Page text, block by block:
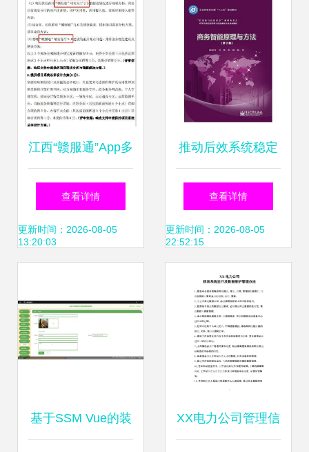
江西“赣服通”App多
地招标陷“量身定
做”争议，大汉软件
查看详情
更新时间：2026-08-05
13:20:03
推动后效系统稳定
增效的砥柱之作
《商务智能原理与
方法》与信息系统
运行维护服务
查看详情
更新时间：2026-08-05
22:52:15
基于SSM Vue的装 XX电力公司管理信